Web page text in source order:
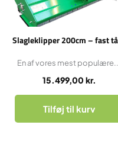
Slagleklipper 200cm – fast
15.499,00 kr.
En af vores mest
Tilføj til kurv